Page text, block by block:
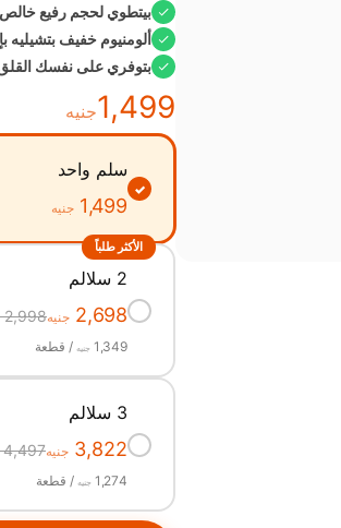
بيتطوي لحجم رفيع
ألومنيوم خفيف بتشيليه
بتوفري على نفسك
1,499جنيه
✓
سلم واحد
1,499 جنيه
الأكثر طلباً
✓
2 سلالم
2,698 جنيه2,998 جنيه
1,349 جنيه / قطعة
✓
3 سلالم
3,822 جنيه4,497 جنيه
1,274 جنيه / قطعة